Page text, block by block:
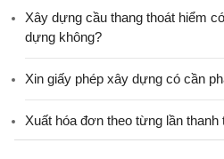
Xây dựng cầu thang thoát hiểm
dựng không?
Xin giấy phép xây dựng có cần
Xuất hóa đơn theo từng lần